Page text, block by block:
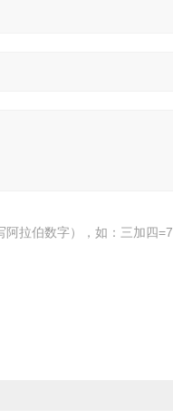
阿拉伯数字），如：三加四=7